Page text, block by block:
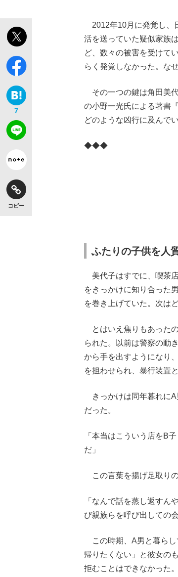
7
コピー
2012年10月に発覚し、
活を送っていた疑似家族
ど、数々の被害を受けて
らく発覚しなかった。な
その一つの鍵は角田美
の小野一光氏による著書『
どのような凶行に及んで
◆◆◆
ふたりの子供を人
美代子はすでに、喫茶
をきっかけに知り合った
を巻き上げていた。次は
とはいえ焦りもあった
られた。以前は警察の動
から手を出すようになり
を担わせられ、暴行装置
きっかけは同年暮れにA
だった。
「本当はこういう店をB
だ」
この言葉を揚げ足取り
「なんで話を蒸し返すん
び親族らを呼び出しての
この時期、A男と暮らし
帰りたくない」と彼女の
拒むことはできなかった。